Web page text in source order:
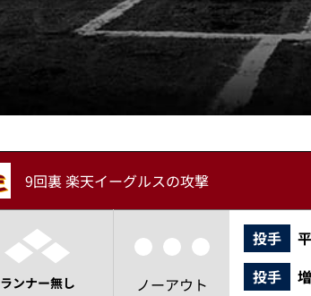
9回裏 楽天イーグルスの攻撃
ランナー無し ノーアウト
投手
投手